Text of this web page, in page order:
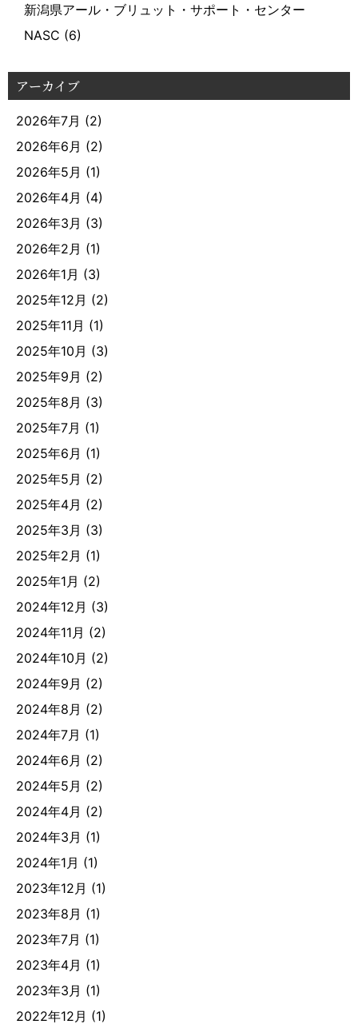
新潟県アール・ブリュット・サポート・センター
NASC (6)
アーカイブ
2026年7月 (2)
2026年6月 (2)
2026年5月 (1)
2026年4月 (4)
2026年3月 (3)
2026年2月 (1)
2026年1月 (3)
2025年12月 (2)
2025年11月 (1)
2025年10月 (3)
2025年9月 (2)
2025年8月 (3)
2025年7月 (1)
2025年6月 (1)
2025年5月 (2)
2025年4月 (2)
2025年3月 (3)
2025年2月 (1)
2025年1月 (2)
2024年12月 (3)
2024年11月 (2)
2024年10月 (2)
2024年9月 (2)
2024年8月 (2)
2024年7月 (1)
2024年6月 (2)
2024年5月 (2)
2024年4月 (2)
2024年3月 (1)
2024年1月 (1)
2023年12月 (1)
2023年8月 (1)
2023年7月 (1)
2023年4月 (1)
2023年3月 (1)
2022年12月 (1)